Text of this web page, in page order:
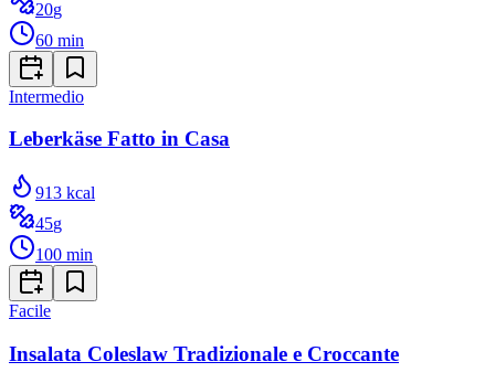
20g
60 min
Intermedio
Leberkäse Fatto in Casa
913 kcal
45g
100 min
Facile
Insalata Coleslaw Tradizionale e Croccante